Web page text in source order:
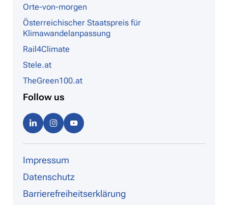
Orte-von-morgen
Österreichischer Staatspreis für
Klimawandelanpassung
Rail4Climate
Stele.at
TheGreen100.at
Follow us
Linke
dIn
Instag
ram be
Impressum
Datenschutz
Barrierefreiheitserklärung